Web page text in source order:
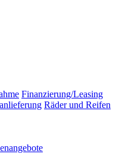
Finanzierung/Leasing
Räder und Reifen